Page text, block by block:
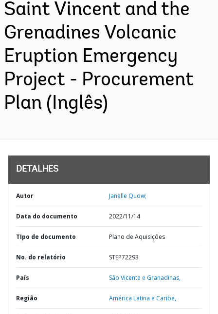
Saint Vincent and the
Grenadines Volcanic
Eruption Emergency
Project - Procurement
Plan (Inglês)
DETALHES
Autor Janelle Quow;
Data do documento 2022/11/14
TIpo de documento Plano de Aquisições
No. do relatório STEP72293
País São Vicente e Granadinas,
Região América Latina e Caribe,